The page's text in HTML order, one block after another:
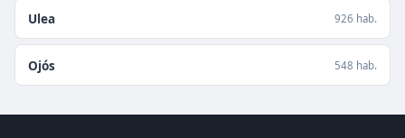
Ulea 926 hab.
Ojós 548 hab.